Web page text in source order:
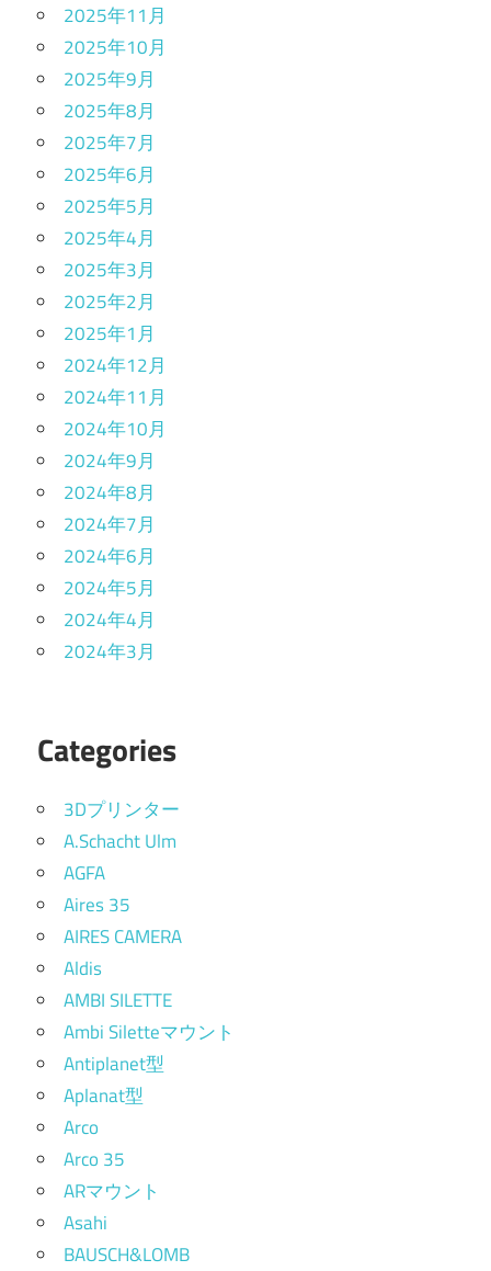
2025年11月
2025年10月
2025年9月
2025年8月
2025年7月
2025年6月
2025年5月
2025年4月
2025年3月
2025年2月
2025年1月
2024年12月
2024年11月
2024年10月
2024年9月
2024年8月
2024年7月
2024年6月
2024年5月
2024年4月
2024年3月
Categories
3Dプリンター
A.Schacht Ulm
AGFA
Aires 35
AIRES CAMERA
Aldis
AMBI SILETTE
Ambi Siletteマウント
Antiplanet型
Aplanat型
Arco
Arco 35
ARマウント
Asahi
BAUSCH&LOMB